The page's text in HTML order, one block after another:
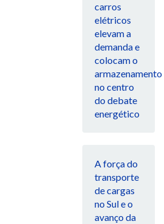
carros
elétricos
elevam a
demanda e
colocam o
armazenamento
no centro
do debate
energético
A força do
transporte
de cargas
no Sul e o
avanço da